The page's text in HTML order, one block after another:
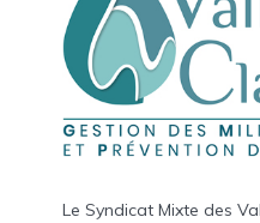
Le Syndicat Mixte des